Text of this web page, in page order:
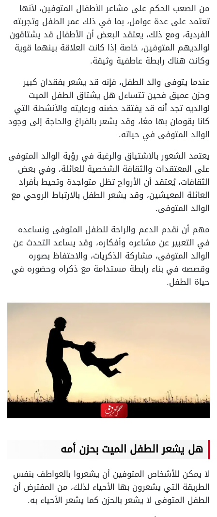
من الصعب الحكم على مشاعر الأطفال المتوفين، لأنها
تعتمد على عدة عوامل، بما في ذلك عمر الطفل وتجربته
الفردية، ومع ذلك، يعتقد البعض أن الأطفال قد يشتاقون
لوالديهم المتوفين، خاصة إذا كانت العلاقة بينهما قوية
وكانت هناك رابطة عاطفية وثيقة.
عندما يتوفى والد الطفل، فإنه قد يشعر بفقدان كبير
وحزن عميق فحين تتساءل هل يشتاق الطفل الميت
لوالديه تجد أنه قد يفتقد حضنه ورعايته والأنشطة التي
كانا يقومان بها معًا، وقد يشعر بالفراغ والحاجة إلى وجود
الوالد المتوفى في حياته.
يعتمد الشعور بالاشتياق والرغبة في رؤية الوالد المتوفى
على المعتقدات والثقافة الشخصية للعائلة، وفي بعض
الثقافات، يُعتقد أن الأرواح تظل متواجدة وتحيط بأفراد
العائلة المعيشين، وقد يشعر الطفل بالارتباط الروحي مع
الوالد المتوفى.
مهم أن نقدم الدعم والراحة للطفل المتوفى ونساعده
في التعبير عن مشاعره وأفكاره، وقد يساعد التحدث عن
الوالد المتوفى، مشاركة الذكريات، والاحتفاظ بصوره
وقصصه في بناء رابطة مستدامة مع ذكراه وحضوره في
حياة الطفل.
هل يشعر الطفل الميت بحزن أمه
لا يمكن للأشخاص المتوفين أن يشعروا بالعواطف بنفس
الطريقة التي يشعرون بها الأحياء لذلك، من المفترض أن
الطفل المتوفى لا يشعر بالحزن كما يشعر الأحياء به.